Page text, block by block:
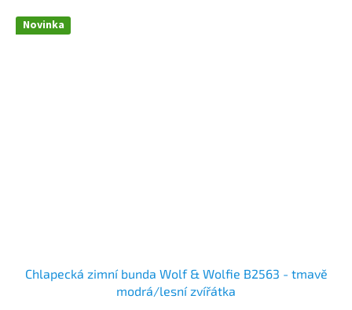
Novinka
Chlapecká zimní bunda Wolf & Wolfie B2563 - tmavě
modrá/lesní zvířátka